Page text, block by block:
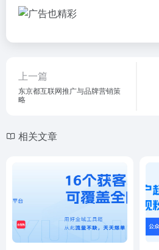
上一篇
东京都互联网推广与品牌营销策
略
相关文章